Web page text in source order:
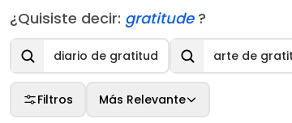
¿Quisiste decir: gratitude ?
diario de gratitud arte de
Filtros Más Relevante